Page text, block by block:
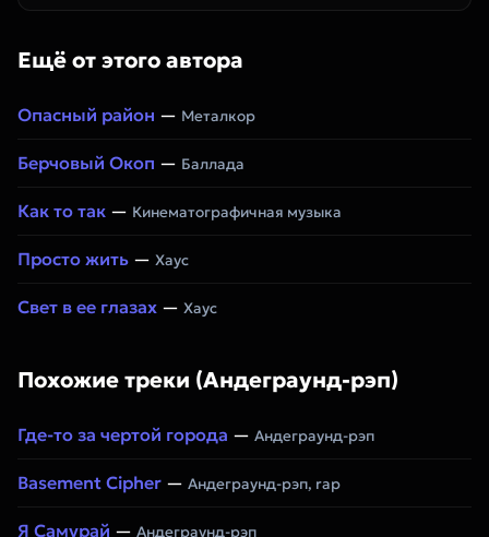
Ещё от этого автора
Опасный район — Металкор
Берчовый Окоп — Баллада
Как то так — Кинематографичная музыка
Просто жить — Хаус
Свет в ее глазах — Хаус
Похожие треки (Андеграунд-рэп)
Где-то за чертой города — Андеграунд-рэп
Basement Cipher — Андеграунд-рэп, rap
Я Самурай — Андеграунд-рэп